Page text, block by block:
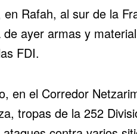
Rafah, al sur de la
ayer armas y
FDI.
en el Corredor
tropas de la 252